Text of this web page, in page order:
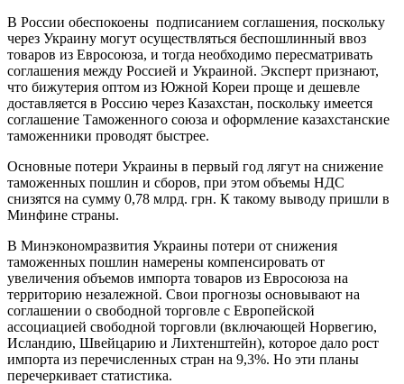
В России обеспокоены подписанием соглашения, поскольку
через Украину могут осуществляться беспошлинный ввоз
товаров из Евросоюза, и тогда необходимо пересматривать
соглашения между Россией и Украиной. Эксперт признают,
что бижутерия оптом из Южной Кореи проще и дешевле
доставляется в Россию через Казахстан, поскольку имеется
соглашение Таможенного союза и оформление казахстанские
таможенники проводят быстрее.
Основные потери Украины в первый год лягут на снижение
таможенных пошлин и сборов, при этом объемы НДС
снизятся на сумму 0,78 млрд. грн. К такому выводу пришли в
Минфине страны.
В Минэкономразвития Украины потери от снижения
таможенных пошлин намерены компенсировать от
увеличения объемов импорта товаров из Евросоюза на
территорию незалежной. Свои прогнозы основывают на
соглашении о свободной торговле с Европейской
ассоциацией свободной торговли (включающей Норвегию,
Исландию, Швейцарию и Лихтенштейн), которое дало рост
импорта из перечисленных стран на 9,3%. Но эти планы
перечеркивает статистика.